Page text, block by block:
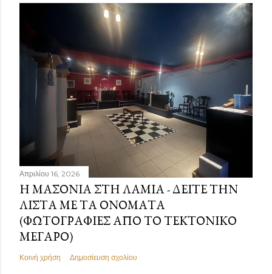
Απριλίου 16, 2026
Η ΜΑΣΟΝΊΑ ΣΤΗ ΛΑΜΊΑ - ΔΕΊΤΕ ΤΗΝ
ΛΊΣΤΑ ΜΕ ΤΑ ΟΝΌΜΑΤΑ
(ΦΩΤΟΓΡΑΦΊΕΣ ΑΠΌ ΤΟ ΤΕΚΤΟΝΙΚΌ
ΜΈΓΑΡΟ)
Κοινή χρήση Δημοσίευση σχολίου